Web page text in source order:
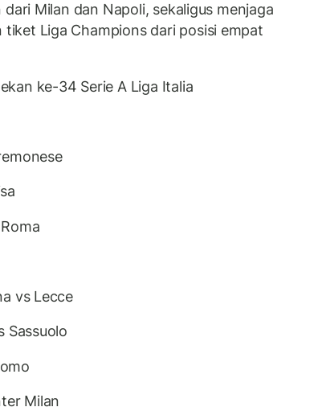
Milan dan Napoli, sekaligus menjaga
tiket Liga Champions dari posisi empat
ke-34 Serie A Liga Italia
vs Lecce
Sassuolo
Milan